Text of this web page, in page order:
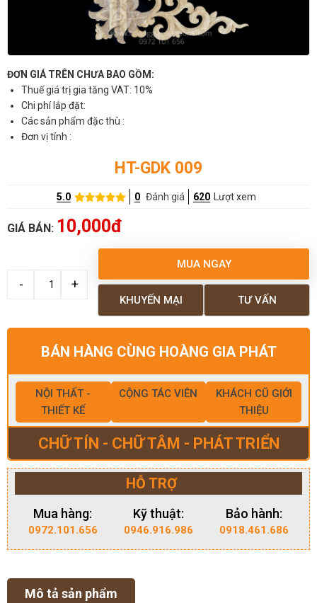
ĐƠN GIÁ TRÊN CHƯA BAO GỒM:
Thuế giá trị gia tăng VAT: 10%
Chi phí lắp đặt:
Các sản phẩm đặc thù :
Đơn vị tính :
HT-GDK 009
5.0 0 Đánh giá 620 Lượt xem
GIÁ BÁN: 10,000đ
MUA NGAY
TƯ VẤN
KHUYẾN MẠI
BÁN HÀNG CÙNG HOÀNG GIA PHÁT
NỘI THẤT -
THIẾT KẾ
CỘNG TÁC VIÊN
KHÁCH CŨ GIỚI
THIỆU
CHỮ TÍN - CHỮ TÂM - PHÁT TRIỂN
HỖ TRỢ
Mua hàng:
0972.101.656
Kỹ thuật:
0946.916.986
Bảo hành:
0918.461.686
Mô tả sản phẩm